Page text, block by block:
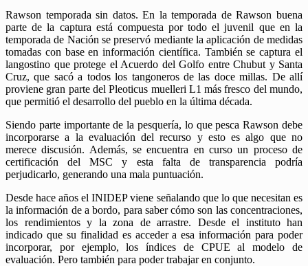
Rawson temporada sin datos. En la temporada de Rawson buena
parte de la captura está compuesta por todo el juvenil que en la
temporada de Nación se preservó mediante la aplicación de medidas
tomadas con base en información científica. También se captura el
langostino que protege el Acuerdo del Golfo entre Chubut y Santa
Cruz, que sacó a todos los tangoneros de las doce millas. De allí
proviene gran parte del Pleoticus muelleri L1 más fresco del mundo,
que permitió el desarrollo del pueblo en la última década.
Siendo parte importante de la pesquería, lo que pesca Rawson debe
incorporarse a la evaluación del recurso y esto es algo que no
merece discusión. Además, se encuentra en curso un proceso de
certificación del MSC y esta falta de transparencia podría
perjudicarlo, generando una mala puntuación.
Desde hace años el INIDEP viene señalando que lo que necesitan es
la información de a bordo, para saber cómo son las concentraciones,
los rendimientos y la zona de arrastre. Desde el instituto han
indicado que su finalidad es acceder a esa información para poder
incorporar, por ejemplo, los índices de CPUE al modelo de
evaluación. Pero también para poder trabajar en conjunto.